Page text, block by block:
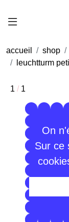
On
Sur ce
accueil shop
leuchtturm
1 / 1